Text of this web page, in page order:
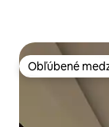
Obľúbené
Obľúbené